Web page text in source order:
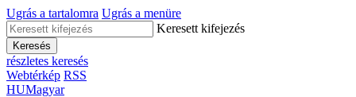
Ugrás a tartalomra Ugrás a menüre
Keresett kifejezés
Keresés
részletes keresés
Webtérkép RSS
HUMagyar